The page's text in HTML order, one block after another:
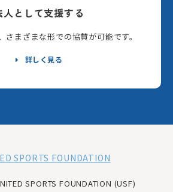
人として支援する
さまざまな形での協賛が可能です。
詳しく見る
SPORTS FOUNDATION (USF)